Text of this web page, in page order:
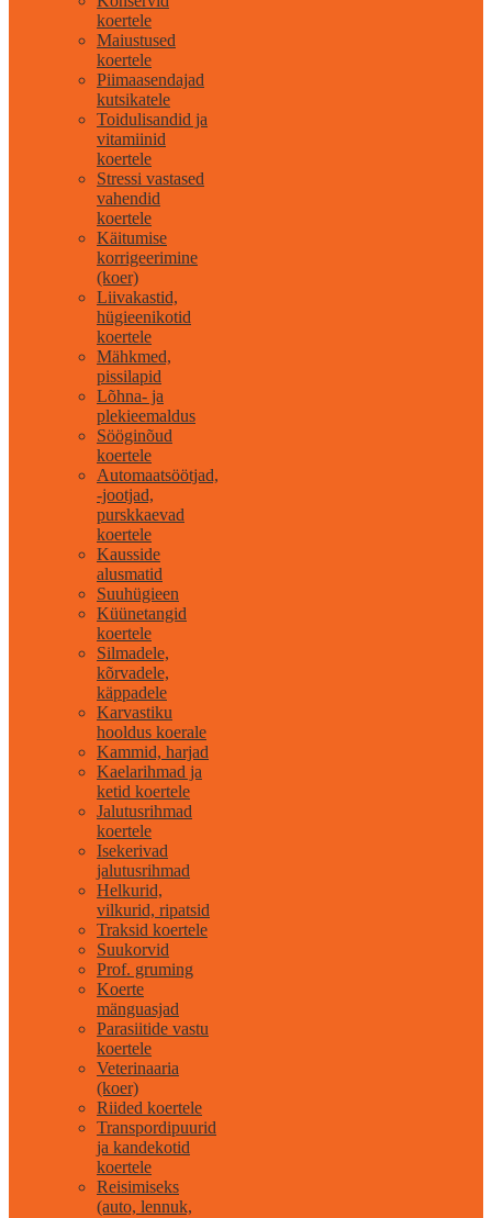
koertele
Maiustused
koertele
Piimaasendajad
kutsikatele
Toidulisandid ja
vitamiinid
koertele
Stressi vastased
vahendid
koertele
Käitumise
korrigeerimine
(koer)
Liivakastid,
hügieenikotid
koertele
Mähkmed,
pissilapid
Lõhna- ja
plekieemaldus
Sööginõud
koertele
Automaatsöötjad,
-jootjad,
purskkaevad
koertele
Kausside
alusmatid
Suuhügieen
Küünetangid
koertele
Silmadele,
kõrvadele,
käppadele
Karvastiku
hooldus koerale
Kammid, harjad
Kaelarihmad ja
ketid koertele
Jalutusrihmad
koertele
Isekerivad
jalutusrihmad
Helkurid,
vilkurid, ripatsid
Traksid koertele
Suukorvid
Prof. gruming
Koerte
mänguasjad
Parasiitide vastu
koertele
Veterinaaria
(koer)
Riided koertele
Transpordipuurid
ja kandekotid
koertele
Reisimiseks
(auto, lennuk,